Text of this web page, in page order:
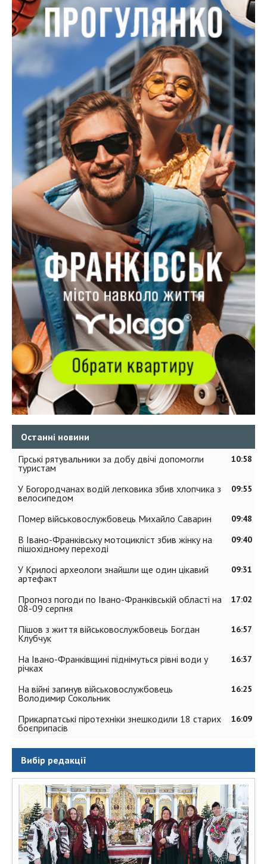
Останні новини
10:58
Гірські рятувальники за добу двічі допомогли
туристам
09:55
У Богородчанах водій легковика збив хлопчика з
велосипедом
09:48
Помер військовослужбовець Михайло Саварин
09:40
В Івано-Франківську мотоцикліст збив жінку на
пішохідному переході
09:31
У Крилосі археологи знайшли ще один цікавий
артефакт
17:02
Прогноз погоди по Івано-Франківській області на
08-09 серпня
16:57
Пішов з життя військовослужбовець Богдан
Клубчук
16:37
На Івано-Франківщині піднімуться рівні води у
річках
16:25
На війні загинув військовослужбовець
Володимир Сокольник
16:09
Прикарпатські піротехніки знешкодили 18 старих
боєприпасів
Вибір редакції